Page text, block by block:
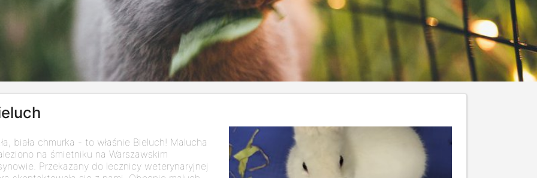
biała chmurka - to właśnie Bieluch! Malucha
na śmietniku na Warszawskim
Przekazany do lecznicy weterynaryjnej